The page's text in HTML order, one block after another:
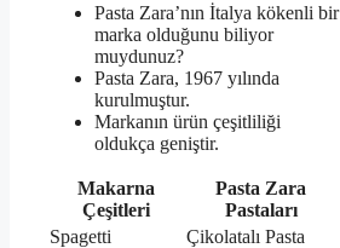
Pasta Zara’nın İtalya kökenli bir
marka olduğunu biliyor
muydunuz?
Pasta Zara, 1967 yılında
kurulmuştur.
Markanın ürün çeşitliliği
oldukça geniştir.
Makarna
Çeşitleri
Pasta Zara
Pastaları
Spagetti
Çikolatalı Pasta